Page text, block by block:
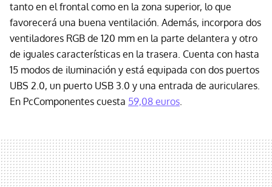
tanto en el frontal como en la zona superior, lo que
favorecerá una buena ventilación. Además, incorpora dos
ventiladores RGB de 120 mm en la parte delantera y otro
de iguales características en la trasera. Cuenta con hasta
15 modos de iluminación y está equipada con dos puertos
UBS 2.0, un puerto USB 3.0 y una entrada de auriculares.
En PcComponentes cuesta 59,08 euros.